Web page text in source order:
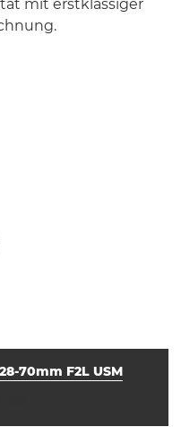
70mm F2L USM
mit erstklassiger